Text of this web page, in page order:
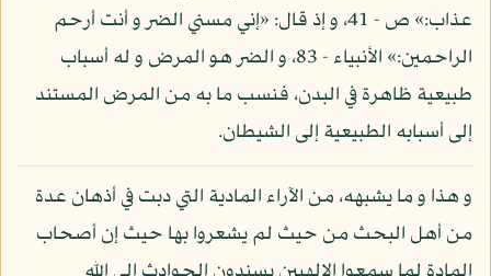
عذاب:» ص - 41، و إذ قال: «إني مسني الضر و أنت أرحم
الراحمين:» الأنبياء - 83، و الضر هو المرض و له أسباب
طبيعية ظاهرة في البدن، فنسب ما به من المرض المستند
إلى أسبابه الطبيعية إلى الشيطان.
و هذا و ما يشبهه، من الآراء المادية التي دبت في أذهان عدة
من أهل البحث من حيث لم يشعروا بها حيث إن أصحاب